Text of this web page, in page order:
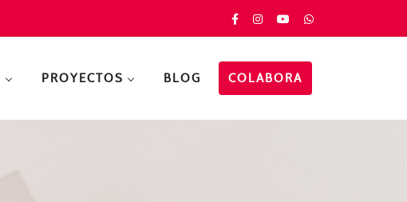
PROYECTOS BLOG COLABORA